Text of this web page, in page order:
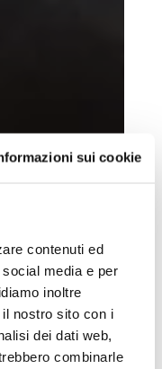
sui cookie
contenuti ed
media e per
inoltre
nostro sito con i
dei dati web,
combinarle